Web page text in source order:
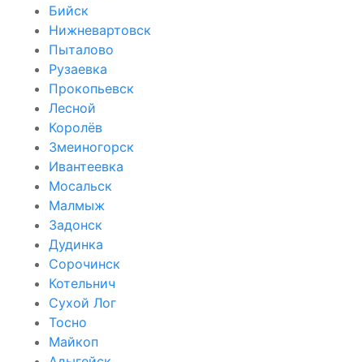
Бийск
Нижневартовск
Пыталово
Рузаевка
Прокопьевск
Лесной
Королёв
Змеиногорск
Ивантеевка
Мосальск
Малмыж
Задонск
Дудинка
Сорочинск
Котельнич
Сухой Лог
Тосно
Майкоп